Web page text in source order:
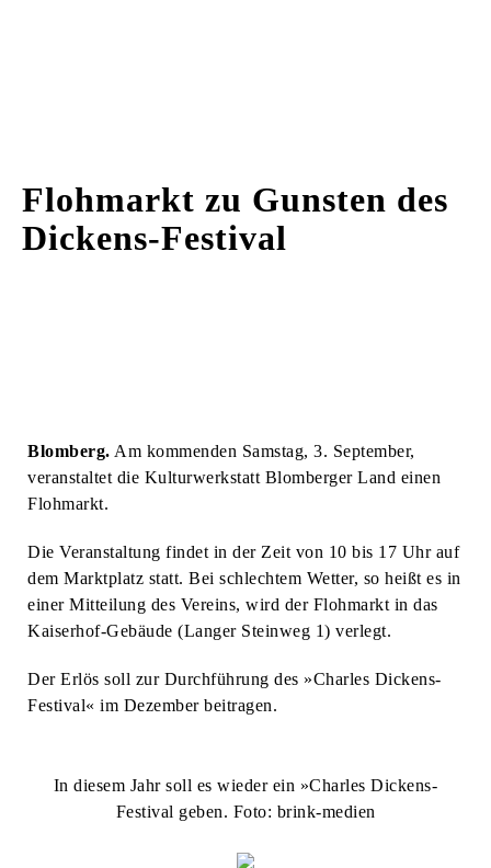
Flohmarkt zu Gunsten des
Dickens-Festival
Blomberg. Am kommenden Samstag, 3. September,
veranstaltet die Kulturwerkstatt Blomberger Land einen
Flohmarkt.
Die Veranstaltung findet in der Zeit von 10 bis 17 Uhr auf
dem Marktplatz statt. Bei schlechtem Wetter, so heißt es in
einer Mitteilung des Vereins, wird der Flohmarkt in das
Kaiserhof-Gebäude (Langer Steinweg 1) verlegt.
Der Erlös soll zur Durchführung des »Charles Dickens-
Festival« im Dezember beitragen.
In diesem Jahr soll es wieder ein »Charles Dickens-
Festival geben. Foto: brink-medien